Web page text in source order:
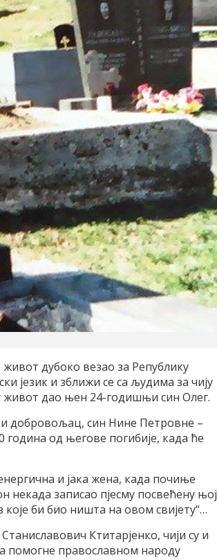
дубоко везао за Републику
језик и зближи се са људима за чију
живот дао њен 24-годишњи син Олег.
добровољац, син Нине Петровне –
година од његове погибије, када ће
и јака жена, када почиње
некада записао пјесму посвећену њој
би био ништа на овом свијету“…
Ктитарјенко, чији су и
помогне православном народу